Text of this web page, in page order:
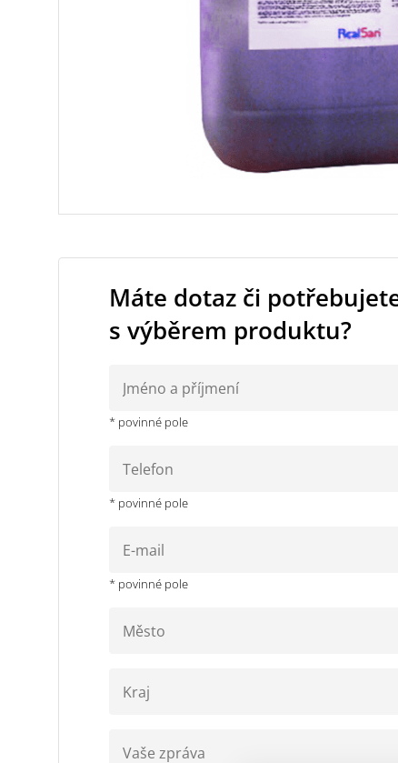
Máte dotaz či
s výběrem produktu?
* povinné pole
* povinné pole
* povinné pole